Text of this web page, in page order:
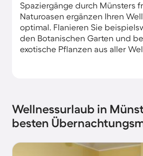
Spaziergänge durch Münsters
Naturoasen ergänzen Ihren
optimal. Flanieren Sie
den Botanischen Garten und
exotische Pflanzen aus aller
Wellnessurlaub in
besten